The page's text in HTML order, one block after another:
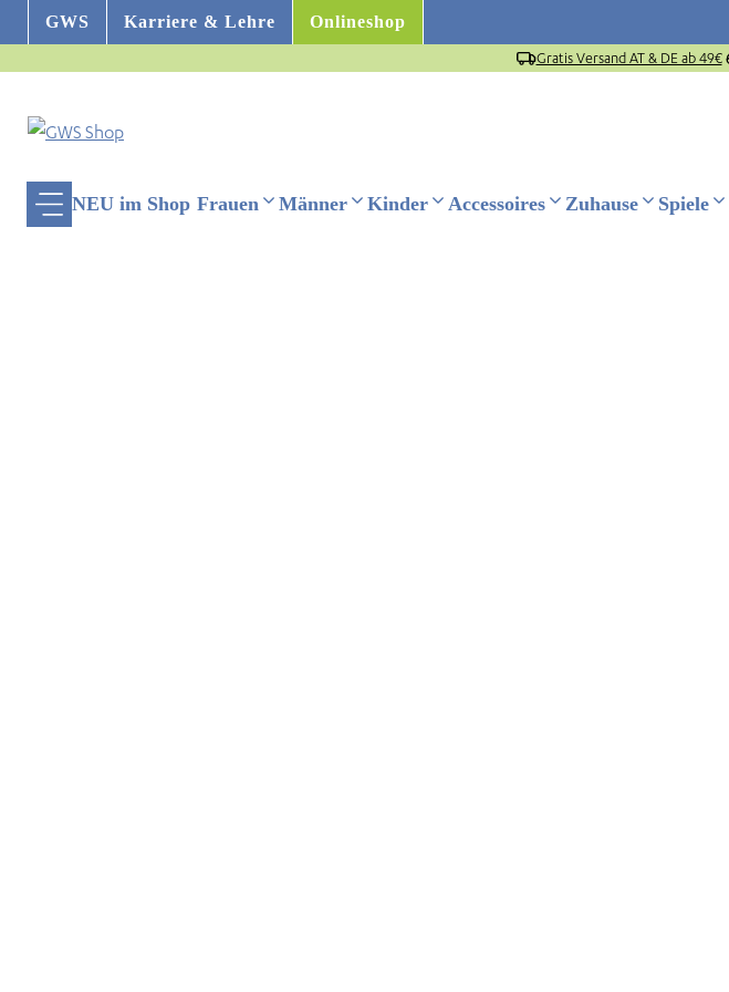
Inhalt
springen
GWS Karriere & Lehre Onlineshop
Gratis Versand AT & DE ab 49€
NEU im Shop Frauen Männer Kinder Accessoires Zuhause Spiele